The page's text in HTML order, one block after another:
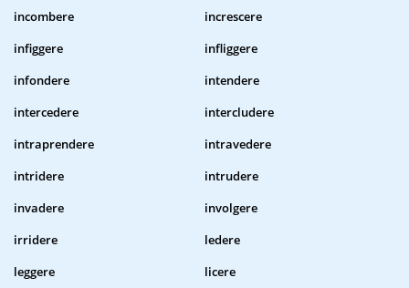
incombere
increscere
infiggere
infliggere
infondere
intendere
intercedere
intercludere
intraprendere
intravedere
intridere
intrudere
invadere
involgere
irridere
ledere
leggere
licere